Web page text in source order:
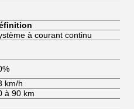
à courant continu
km/h
à 90 km